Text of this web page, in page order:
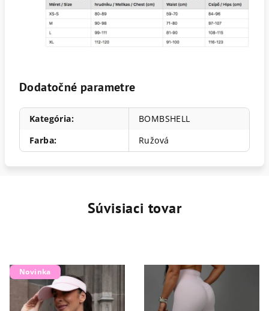
Dodatočné parametre
Kategória:
BOMBSHELL
Farba: Ružová
Súvisiaci tovar
Novinka